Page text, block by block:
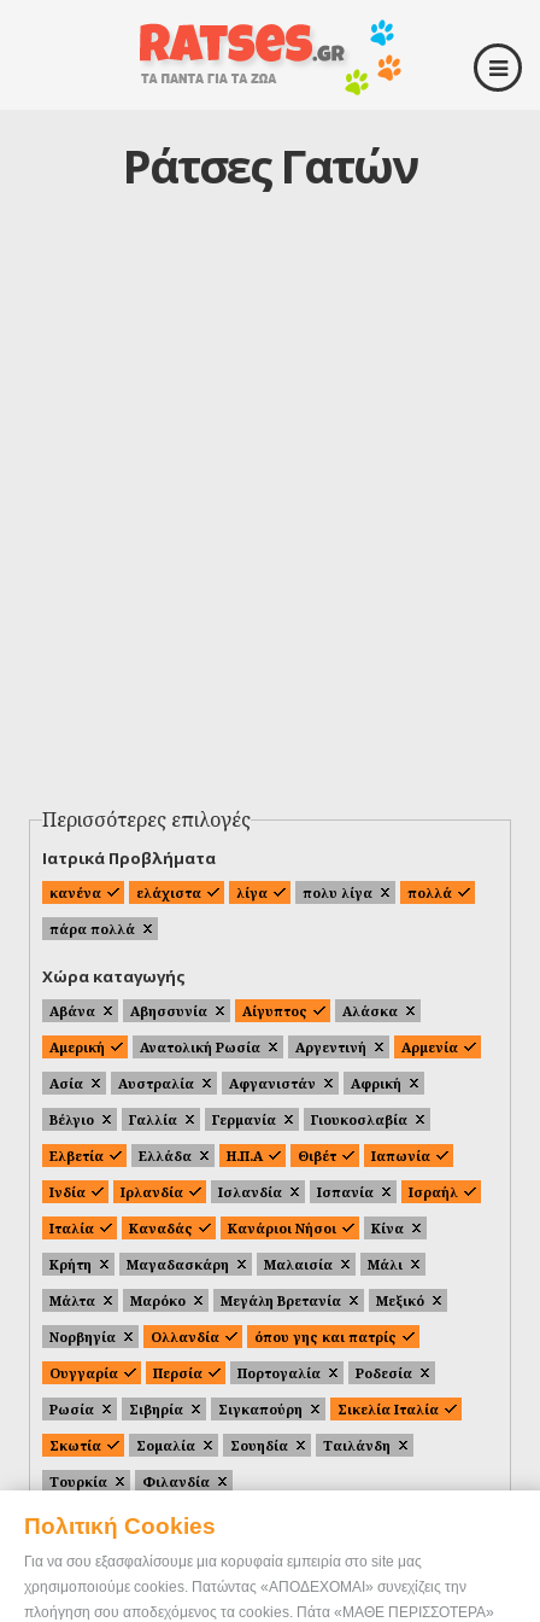
Πολιτική Cookies
Για να σου εξασφαλίσουμε μια κορυφαία εμπειρία στο site μας
χρησιμοποιούμε cookies. Πατώντας «ΑΠΟΔΕΧΟΜΑΙ» συνεχίζεις την
πλοήγηση σου αποδεχόμενος τα cookies. Πάτα «ΜΑΘΕ ΠΕΡΙΣΣΟΤΕΡΑ»
Ράτσες Γατών
Περισσότερες επιλογές
Ιατρικά Προβλήματα
κανένα ελάχιστα λίγα πολυ λίγα
πολλά
πάρα πολλά
Χώρα καταγωγής
Αβάνα Αβησσυνία Αίγυπτος
Αλάσκα
Αμερική
Ανατολική Ρωσία Αργεντινή
Αρμενία
Ασία
Αυστραλία Αφγανιστάν
Αφρική
Βέλγιο
Γαλλία Γερμανία
Γιουκοσλαβία
Ελβετία
Ελλάδα Η.Π.Α Θιβέτ
Ιαπωνία
Ινδία
Ιρλανδία Ισλανδία Ισπανία
Ισραήλ
Ιταλία
Καναδάς Κανάριοι Νήσοι
Κίνα
Κρήτη
Μαγαδασκάρη Μαλαισία
Μάλι
Μάλτα
Μαρόκο Μεγάλη Βρετανία
Μεξικό
Νορβηγία
Ολλανδία
όπου γης και πατρίς
Ουγγαρία
Περσία Πορτογαλία
Ροδεσία
Ρωσία
Σιβηρία Σιγκαπούρη
Σικελία Ιταλία
Σκωτία
Σομαλία Σουηδία
Ταιλάνδη
Τουρκία
Φιλανδία